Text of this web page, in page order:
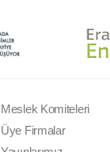
Meslek Komiteleri
Üye Firmalar